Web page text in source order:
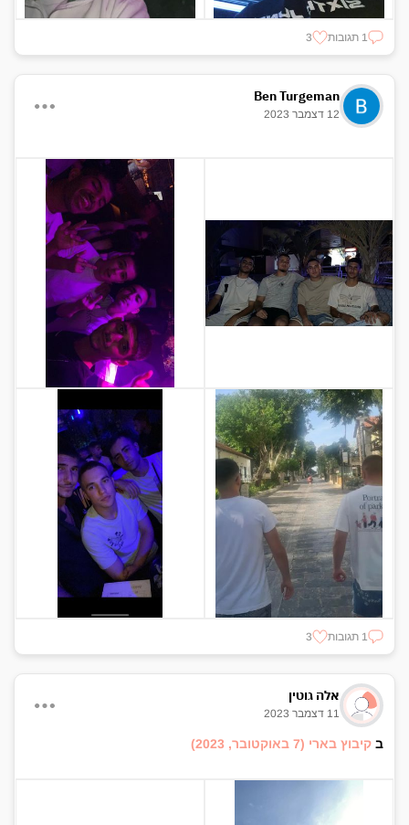
1 תגובות 3
Ben Turgeman
12 דצמבר 2023
1 תגובות 3
אלה גוטין
11 דצמבר 2023
ב קיבוץ בארי (7 באוקטובר, 2023)